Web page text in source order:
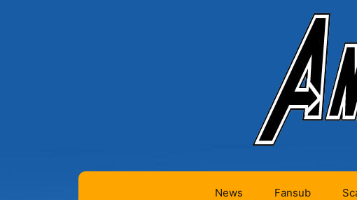
News Fansub